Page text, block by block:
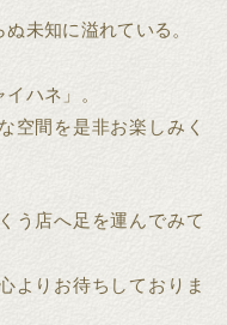
未知に溢れている。
ハネ」。
空間を是非お楽しみく
う店へ足を運んでみて
よりお待ちしておりま